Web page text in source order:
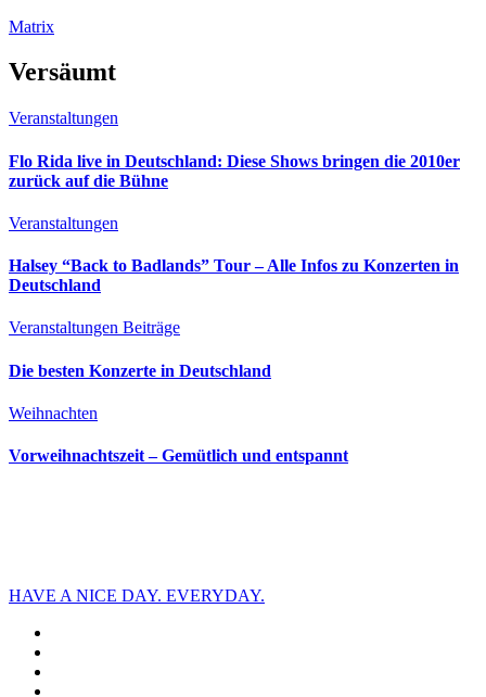
Matrix
Versäumt
Veranstaltungen
Flo Rida live in Deutschland: Diese Shows bringen die 2010er
zurück auf die Bühne
Veranstaltungen
Halsey “Back to Badlands” Tour – Alle Infos zu Konzerten in
Deutschland
Veranstaltungen Beiträge
Die besten Konzerte in Deutschland
Weihnachten
Vorweihnachtszeit – Gemütlich und entspannt
HAVE A NICE DAY. EVERYDAY.